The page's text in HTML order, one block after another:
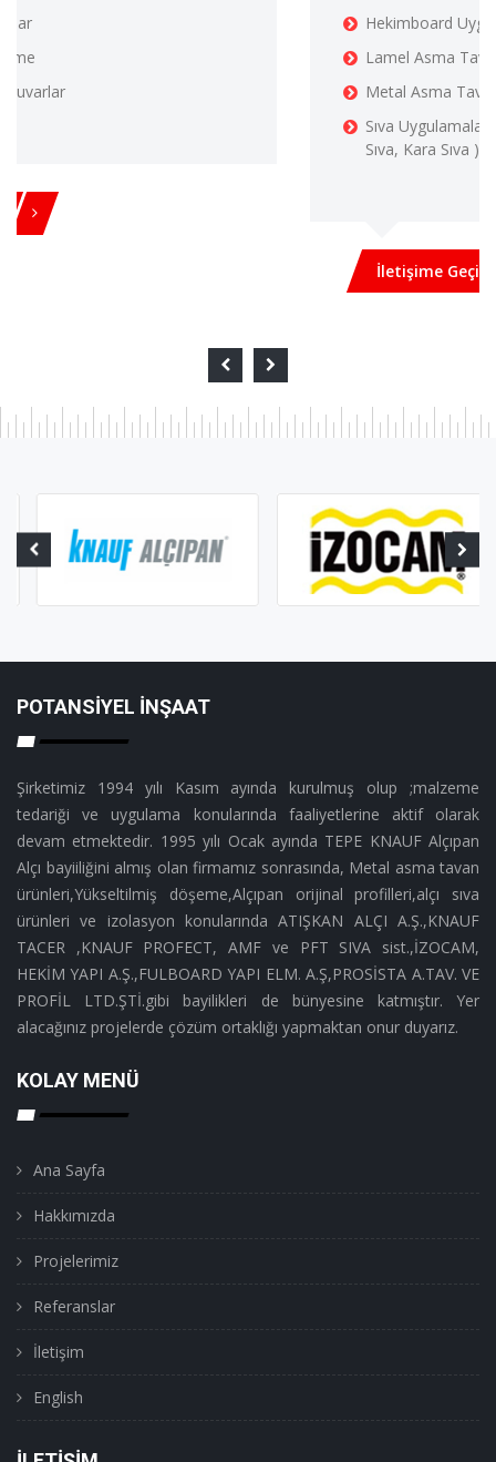
Hekimboard Uygulamaları
Lamel Asma Tavanlar
Metal Asma Tavanlar
Sıva Uygulamaları ( Alçı, Sıva, Çimento
POTANSIYEL İNŞAAT
Şirketimiz 1994 yılı Kasım ayında kurulmuş olup ;malzeme
tedariği ve uygulama konularında faaliyetlerine aktif olarak
devam etmektedir. 1995 yılı Ocak ayında TEPE KNAUF Alçıpan
Alçı bayiiliğini almış olan firmamız sonrasında, Metal asma tavan
ürünleri,Yükseltilmiş döşeme,Alçıpan orijinal profilleri,alçı sıva
ürünleri ve izolasyon konularında ATIŞKAN ALÇI A.Ş.,KNAUF
TACER ,KNAUF PROFECT, AMF ve PFT SIVA sist.,İZOCAM,
HEKİM YAPI A.Ş.,FULBOARD YAPI ELM. A.Ş,PROSİSTA A.TAV. VE
PROFİL LTD.ŞTİ.gibi bayilikleri de bünyesine katmıştır. Yer
alacağınız projelerde çözüm ortaklığı yapmaktan onur duyarız.
KOLAY MENÜ
Ana Sayfa
Hakkımızda
Projelerimiz
Referanslar
İletişim
English